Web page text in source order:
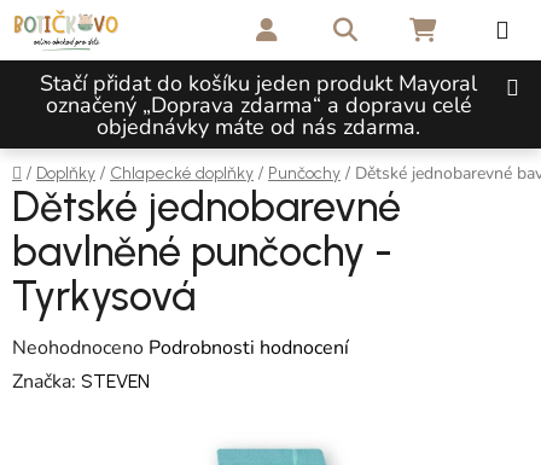
Přejít na obsah
Stačí přidat do košíku jeden produkt Mayoral
označený „Doprava zdarma“ a dopravu celé
objednávky máte od nás zdarma.
Hledat NÁKUPNÍ
Domů
/ Doplňky / Chlapecké doplňky / Punčochy / Dětské jednobarevné
Dětské jednobarevné
bavlněné punčochy -
Tyrkysová
Průměrné hodnocení produktu je 0,0 z 5 hvězdiček.
Neohodnoceno Podrobnosti hodnocení
Značka: STEVEN